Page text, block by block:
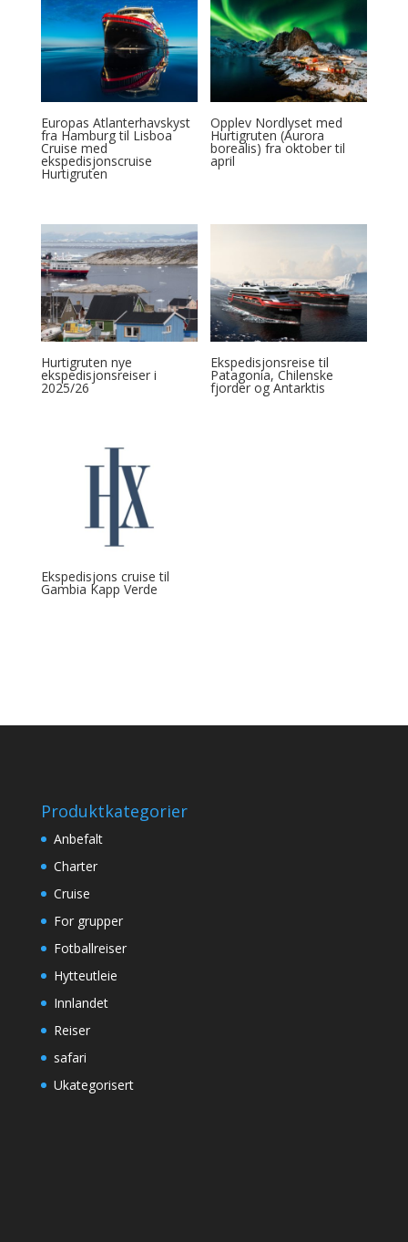
Europas Atlanterhavskyst
fra Hamburg til Lisboa
Cruise med
ekspedisjonscruise
Hurtigruten
Opplev Nordlyset med
Hurtigruten (Aurora
borealis) fra oktober til
april
Hurtigruten nye
ekspedisjonsreiser i
2025/26
Ekspedisjonsreise til
Patagonia, Chilenske
fjorder og Antarktis
Ekspedisjons cruise til
Gambia Kapp Verde
Produktkategorier
Anbefalt
Charter
Cruise
For grupper
Fotballreiser
Hytteutleie
Innlandet
Reiser
safari
Ukategorisert